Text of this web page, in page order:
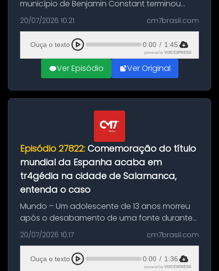
município de Benjamin Constant terminou
com a apreensão de aproximadamente 115
quilos de entorpecentes em uma
embarcação atracada no porto da cidade. O
materia...
20/07/2026 10:21 cm7brasil.com
Ouça o texto 0:00 / 1:45
powered by VOICEXPRESS
Ver Episódio Ver Original
Episódio 27822: Comemoração do título
mundial da Espanha acaba em
tr4gédia na cidade de Salamanca,
entenda o caso
Mundo – Um adolescente de 13 anos morreu
após o desabamento de uma fonte durante
as comemorações pelo título da Copa do
Mundo conquistado pela Espanha, em
Ciudad Rodrigo, na província de Salamanca,
no...
20/07/2026 10:17 cm7brasil.com
Ouça o texto 0:00 / 1:36
powered by VOICEXPRESS